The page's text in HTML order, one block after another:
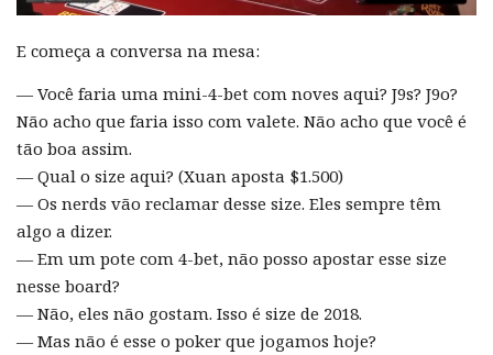
E começa a conversa na mesa:
— Você faria uma mini-4-bet com noves aqui? J9s? J9o?
Não acho que faria isso com valete. Não acho que você é
tão boa assim.
— Qual o size aqui? (Xuan aposta $1.500)
— Os nerds vão reclamar desse size. Eles sempre têm
algo a dizer.
— Em um pote com 4-bet, não posso apostar esse size
nesse board?
— Não, eles não gostam. Isso é size de 2018.
— Mas não é esse o poker que jogamos hoje?